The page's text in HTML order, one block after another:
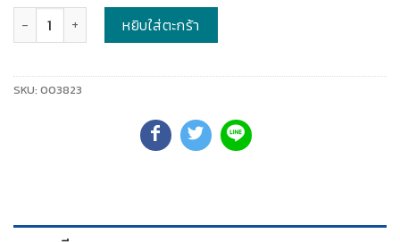
หยิบใส่ตะกร้า
SKU: 003823